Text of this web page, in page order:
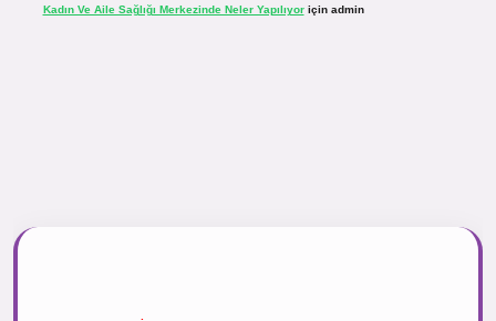
Kadın Ve Aile Sağlığı Merkezinde Neler Yapılıyoriçin admin